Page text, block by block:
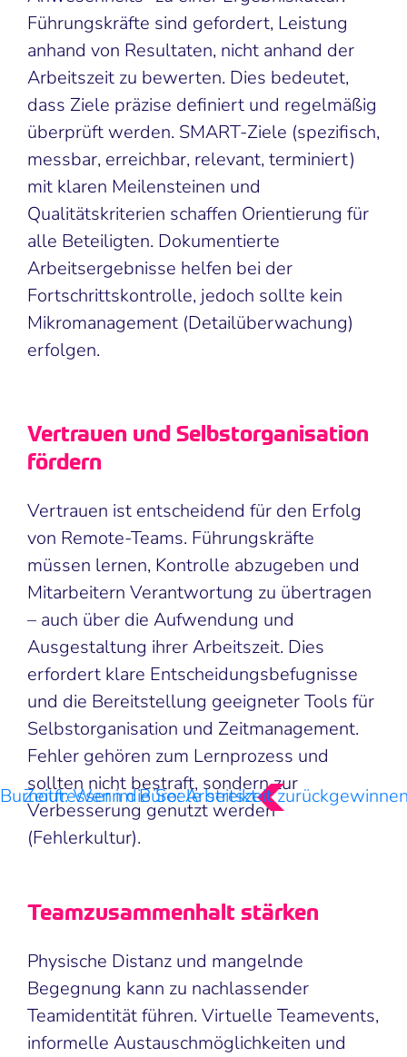
Führungskräfte sind gefordert, Leistung
anhand von Resultaten, nicht anhand der
Arbeitszeit zu bewerten. Dies bedeutet,
dass Ziele präzise definiert und regelmäßig
überprüft werden. SMART-Ziele (spezifisch,
messbar, erreichbar, relevant, terminiert)
mit klaren Meilensteinen und
Qualitätskriterien schaffen Orientierung für
alle Beteiligten. Dokumentierte
Arbeitsergebnisse helfen bei der
Fortschrittskontrolle, jedoch sollte kein
Mikromanagement (Detailüberwachung)
erfolgen.
Vertrauen und Selbstorganisation
fördern
Vertrauen ist entscheidend für den Erfolg
von Remote-Teams. Führungskräfte
müssen lernen, Kontrolle abzugeben und
Mitarbeitern Verantwortung zu übertragen
– auch über die Aufwendung und
Ausgestaltung ihrer Arbeitszeit. Dies
erfordert klare Entscheidungsbefugnisse
und die Bereitstellung geeigneter Tools für
Selbstorganisation und Zeitmanagement.
Fehler gehören zum Lernprozess und
sollten nicht bestraft, sondern zur
Verbesserung genutzt werden
(Fehlerkultur).
Teamzusammenhalt stärken
Physische Distanz und mangelnde
Begegnung kann zu nachlassender
Teamidentität führen. Virtuelle Teamevents,
informelle Austauschmöglichkeiten und
Burnout: Wenn die Seele streikt
Zeitfresser im Büro: Arbeitszeit